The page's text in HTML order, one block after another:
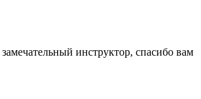
инструктор, спасибо вам